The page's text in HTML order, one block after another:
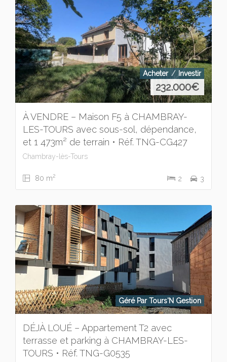
Acheter Investir
232.000€
À VENDRE – Maison F5 à CHAMBRAY-
LES-TOURS avec sous-sol, dépendance,
et 1 473m² de terrain • Réf. TNG-CG427
Chambray-lès-Tours
80 m2 2 3
Géré Par Tours'N Gestion
DÉJÀ LOUÉ – Appartement T2 avec
terrasse et parking à CHAMBRAY-LES-
TOURS • Réf. TNG-G0535